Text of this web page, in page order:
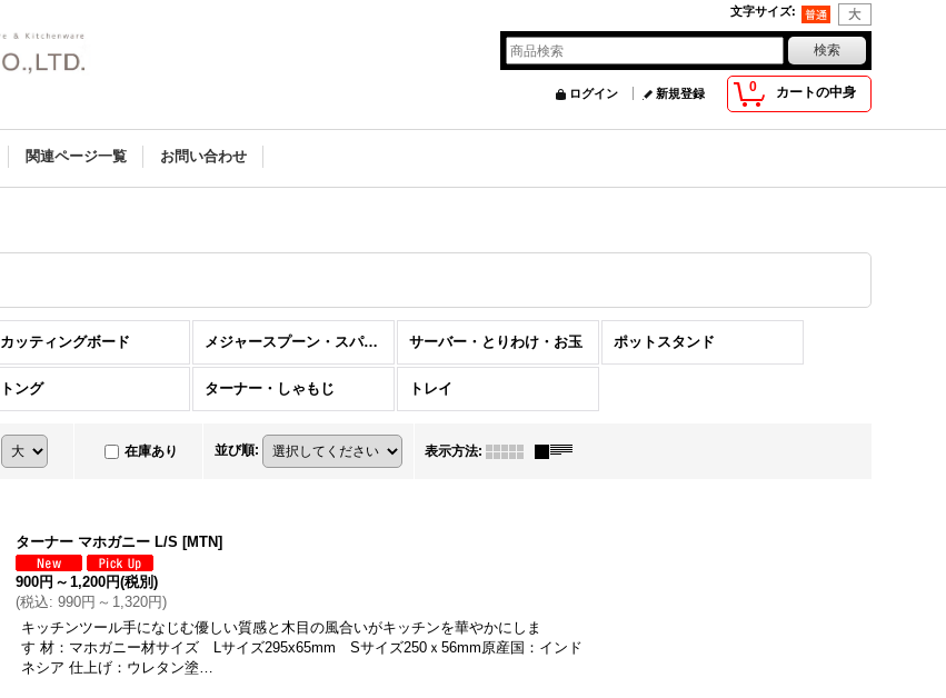
文字サイズ:
0 カートの中身
ログイン 新規登録
関連ページ一覧 お問い合わせ
カッティングボード メジャースプーン・スパイススプーン サーバー・とりわけ・お玉 ポットスタンド
トング ターナー・しゃもじ トレイ
在庫あり 並び順: 表示方法:
ターナー マホガニー L/S [MTN]
900円 ～ 1,200円(税別)
(税込: 990円 ～ 1,320円)
キッチンツール手になじむ優しい質感と木目の風合いがキッチンを華やかにしま
す 材：マホガニー材サイズ Lサイズ295x65mm Sサイズ250ｘ56mm原産国：インド
ネシア 仕上げ：ウレタン塗…